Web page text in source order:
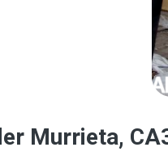
Murrieta,